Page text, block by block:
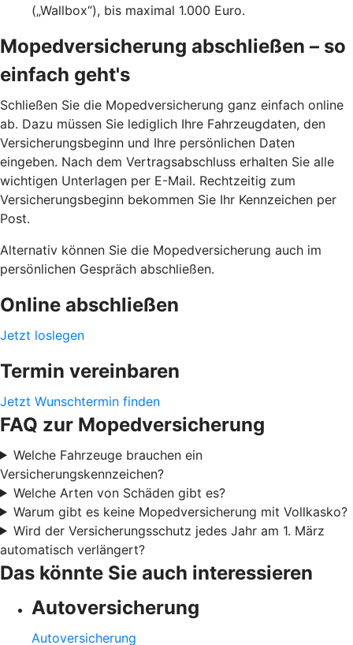
(„Wallbox“), bis maximal 1.000 Euro.
Mopedversicherung abschließen – so
einfach geht's
Schließen Sie die Mopedversicherung ganz einfach online
ab. Dazu müssen Sie lediglich Ihre Fahrzeugdaten, den
Versicherungsbeginn und Ihre persönlichen Daten
eingeben. Nach dem Vertragsabschluss erhalten Sie alle
wichtigen Unterlagen per E-Mail. Rechtzeitig zum
Versicherungsbeginn bekommen Sie Ihr Kennzeichen per
Post.
Alternativ können Sie die Mopedversicherung auch im
persönlichen Gespräch abschließen.
Online abschließen
Jetzt loslegen
Termin vereinbaren
Jetzt Wunschtermin finden
FAQ zur Mopedversicherung
Welche Fahrzeuge brauchen ein
Versicherungskennzeichen?
Welche Arten von Schäden gibt es?
Warum gibt es keine Mopedversicherung mit Vollkasko?
Wird der Versicherungsschutz jedes Jahr am 1. März
automatisch verlängert?
Das könnte Sie auch interessieren
Autoversicherung
Autoversicherung